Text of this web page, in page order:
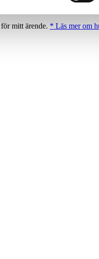
mitt ärende. * Läs mer om